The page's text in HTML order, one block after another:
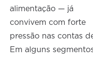
alimentação — já
convivem com forte
pressão nas contas
Em alguns